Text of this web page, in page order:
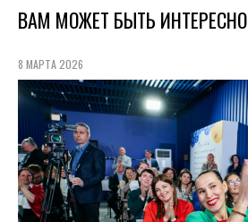
ВАМ МОЖЕТ БЫТЬ ИНТЕРЕСНО
8 МАРТА 2026